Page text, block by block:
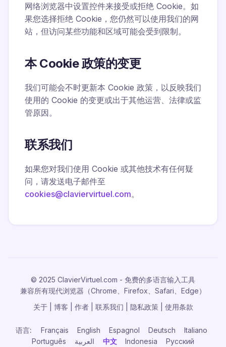
网络浏览器中设置控件来接受或拒绝 Cookie。如
果您选择拒绝 Cookie，您仍然可以使用我们的网
站，但访问某些功能和区域可能会受到限制。
本 Cookie 政策的变更
我们可能会不时更新本 Cookie 政策，以反映我们
使用的 Cookie 的变更或出于其他运营、法律或监
管原因。
联系我们
如果您对我们使用 Cookie 或其他技术有任何疑
问，请发送电子邮件至
cookies@claviervirtuel.com。
© 2025 ClavierVirtuel.com - 免费的多语言输入工具
兼容所有现代浏览器（Chrome、Firefox、Safari、Edge）
关于| 博客 作者| 联系我们 隐私政策| 使用条款
语言: Français English Espagnol Deutsch
Italiano
Português
中文 Indonesia Русский